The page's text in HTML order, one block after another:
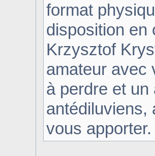
format
disposition en
Krzysztof
amateur avec
à perdre et
antédiluviens,
vous